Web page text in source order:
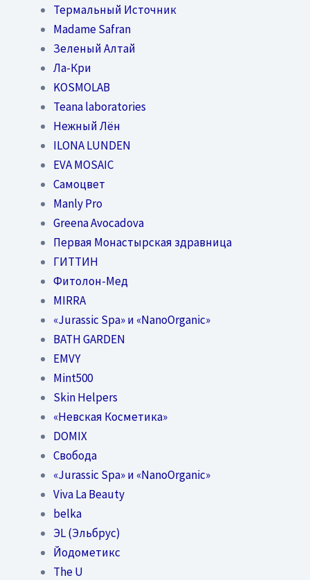
Термальный Источник
Madame Safran
Зеленый Алтай
Ла-Кри
KOSMOLAB
Teana laboratories
Нежный Лён
ILONA LUNDEN
EVA MOSAIC
Самоцвет
Manly Pro
Greena Avocadova
Первая Монастырская здравница
ГИТТИН
Фитолон-Мед
MIRRA
«Jurassic Spa» и «NanoOrganic»
BATH GARDEN
EMVY
Mint500
Skin Helpers
«Невская Косметика»
DOMIX
Свобода
«Jurassic Spa» и «NanoOrganic»
Viva La Beauty
belka
ЭL (Эльбрус)
Йодометикс
The U